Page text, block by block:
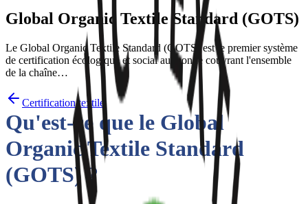
Global Organic Textile Standard (GOTS)
Le Global Organic Textile Standard (GOTS) est le premier système
de certification écologique et social au monde couvrant l'ensemble
de la chaîne…
Certification textile
Qu'est-ce que le Global
Organic Textile Standard
(GOTS) ?